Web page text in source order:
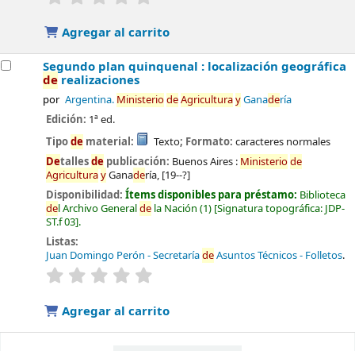
Agregar al carrito
Segundo plan quinquenal : localización geográfica
de realizaciones
por Argentina. MinisteriodeAgriculturayGanadería
Edición: 1ª ed.
Tipode material: Texto; Formato: caracteres normales
Detallesde publicación: Buenos Aires : Ministeriode
AgriculturayGanadería, [19--?]
Disponibilidad:Ítems disponibles para préstamo: Biblioteca
del Archivo Generalde la Nación (1) Signatura topográfica: JDP-
ST.f 03 .
Listas:
Juan Domingo Perón - SecretaríadeAsuntos Técnicos - Folletos.
valoración
Agregar al carrito